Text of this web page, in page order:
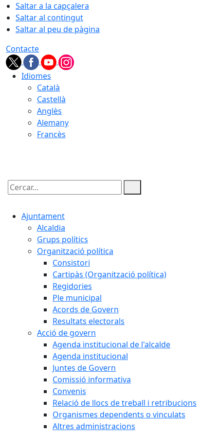
Saltar a la capçalera
Saltar al contingut
Saltar al peu de pàgina
Contacte
Idiomes
Català
Castellà
Anglès
Alemany
Francès
Cercar:
Ajuntament
Alcaldia
Grups polítics
Organització política
Consistori
Cartipàs (Organització política)
Regidories
Ple municipal
Acords de Govern
Resultats electorals
Acció de govern
Agenda institucional de l'alcalde
Agenda institucional
Juntes de Govern
Comissió informativa
Convenis
Relació de llocs de treball i retribucions
Organismes dependents o vinculats
Altres administracions